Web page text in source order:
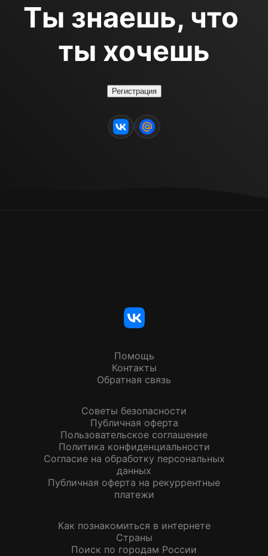
Ты знаешь, что
ты хочешь
Регистрация
Помощь
Контакты
Обратная связь
Советы безопасности
Публичная оферта
Пользовательское соглашение
Политика конфиденциальности
Согласие на обработку персональных
данных
Публичная оферта на рекуррентные
платежи
Как познакомиться в интернете
Страны
Поиск по городам России